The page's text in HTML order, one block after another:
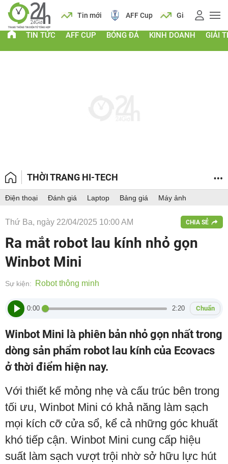
Lịch Tin mới AFF Cup Giá vàng
TIN TỨC AFF CUP BÓNG ĐÁ KINH DOANH GIẢI
THỜI TRANG HI-TECH
Điện thoại Đánh giá Laptop Bảng giá Máy ảnh
Thứ Ba, ngày 22/04/2025 10:00 AM CHIA SẺ
Ra mắt robot lau kính nhỏ gọn
Winbot Mini
Sự kiện: Robot thông minh
0:00 2:20 Chuẩn
Winbot Mini là phiên bản nhỏ gọn nhất trong
dòng sản phẩm robot lau kính của Ecovacs
ở thời điểm hiện nay.
Với thiết kế mỏng nhẹ và cấu trúc bên trong
tối ưu, Winbot Mini có khả năng làm sạch
mọi kích cỡ cửa sổ, kể cả những góc khuất
khó tiếp cận. Winbot Mini cung cấp hiệu
suất làm sạch vượt trội nhờ sở hữu lực hút